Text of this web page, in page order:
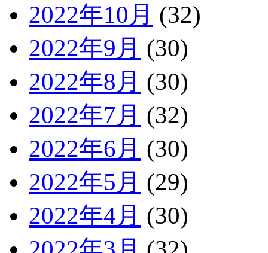
2022年10月 (32)
2022年9月 (30)
2022年8月 (30)
2022年7月 (32)
2022年6月 (30)
2022年5月 (29)
2022年4月 (30)